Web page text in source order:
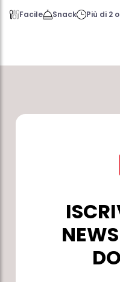
Facile Snack Più di 2